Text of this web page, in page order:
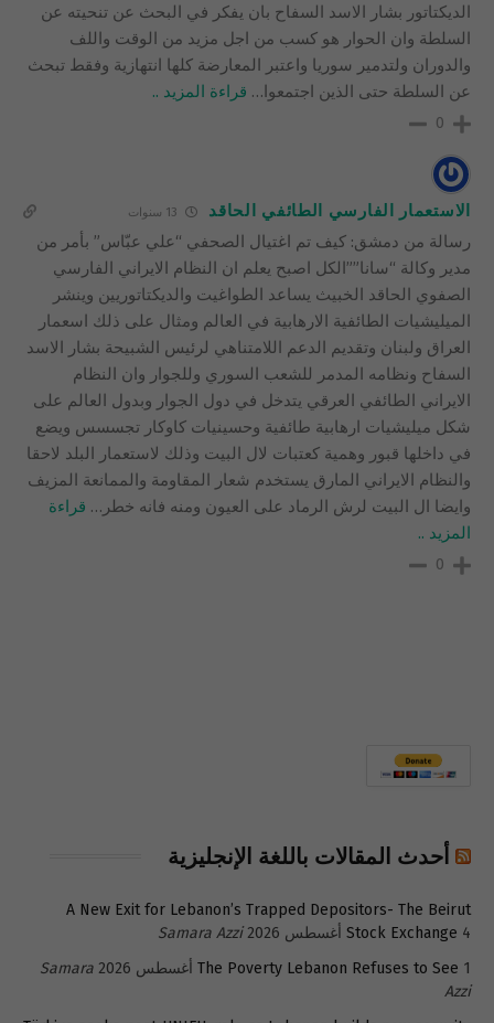
الديكتاتور بشار الاسد السفاح بان يفكر في البحث عن تنحيته عن
السلطة وان الحوار هو كسب من اجل مزيد من الوقت واللف
والدوران ولتدمير سوريا واعتبر المعارضة كلها انتهازية وفقط تبحث
عن السلطة حتى الذين اجتمعوا… قراءة المزيد ..
0
الاستعمار الفارسي الطائفي الحاقد
رسالة من دمشق: كيف تم اغتيال الصحفي “علي عبّاس” بأمر من
مدير وكالة “سانا””الكل اصبح يعلم ان النظام الايراني الفارسي
الصفوي الحاقد الخبيث يساعد الطواغيت والديكتاتوريين وينشر
الميليشيات الطائفية الارهابية في العالم ومثال على ذلك اسعمار
العراق ولبنان وتقديم الدعم اللامتناهي لرئيس الشبيحة بشار الاسد
السفاح ونظامه المدمر للشعب السوري وللجوار وان النظام
الايراني الطائفي العرقي يتدخل في دول الجوار وبدول العالم على
شكل ميليشيات ارهابية طائفية وحسينيات كاوكار تجسسس ويضع
في داخلها قبور وهمية كعتبات لال البيت وذلك لاستعمار البلد لاحقا
والنظام الايراني المارق يستخدم شعار المقاومة والممانعة المزيف
وايضا ال البيت لرش الرماد على العيون ومنه فانه خطر … قراءة
المزيد ..
0
أحدث المقالات باللغة الإنجليزية
A New Exit for Lebanon’s Trapped Depositors- The Beirut
Stock Exchange 4 أغسطس 2026
Samara Azzi
The Poverty Lebanon Refuses to See 1 أغسطس 2026
Samara
Azzi